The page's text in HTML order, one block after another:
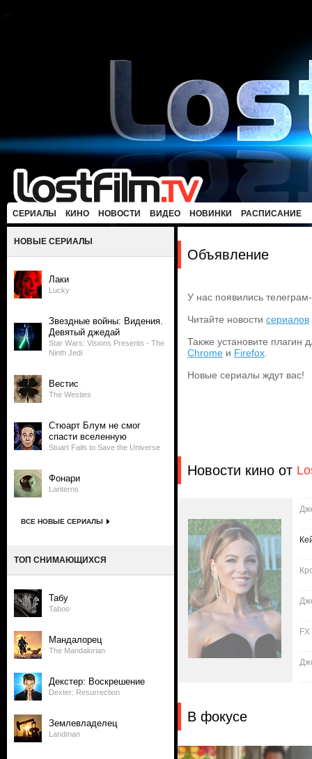
СЕРИАЛЫ КИНО НОВОСТИ ВИДЕО НОВИНКИ РАСПИСАНИЕ
НОВЫЕ СЕРИАЛЫ
Лаки
Lucky
Звездные войны: Видения.
Девятый джедай
Star Wars: Visions Presents - The
Ninth Jedi
Вестис
The Westies
Стюарт Блум не смог
спасти вселенную
Stuart Fails to Save the Universe
Фонари
Lanterns
ВСЕ НОВЫЕ СЕРИАЛЫ
ТОП СНИМАЮЩИХСЯ
Табу
Taboo
Мандалорец
The Mandalorian
Декстер: Воскрешение
Dexter: Resurrection
Землевладелец
Landman
Объявление
У нас появились
Читайте новости сериалов
Также установите плагин
Chrome и Firefox
Новые сериалы ждут вас!
Новости кино от
В фокусе